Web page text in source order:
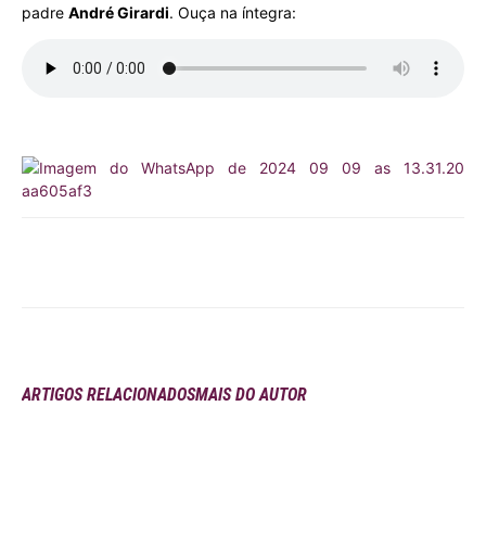
padre André Girardi. Ouça na íntegra:
ARTIGOS RELACIONADOSMAIS DO AUTOR